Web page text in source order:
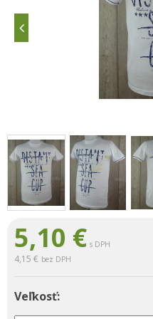
5,10 € s DPH
4,15 € bez DPH
Veľkosť: